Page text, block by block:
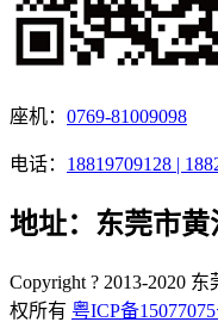
座机： 0769-81009098
电话： 18819709128 |
地址：东莞市
Copyright ? 2013-2020
权所有 粤ICP备